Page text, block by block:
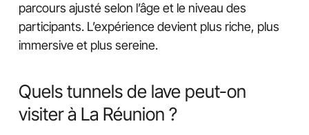
parcours ajusté selon l’âge et le niveau des
participants. L’expérience devient plus riche, plus
immersive et plus sereine.
Quels tunnels de lave peut-on
visiter à La Réunion ?